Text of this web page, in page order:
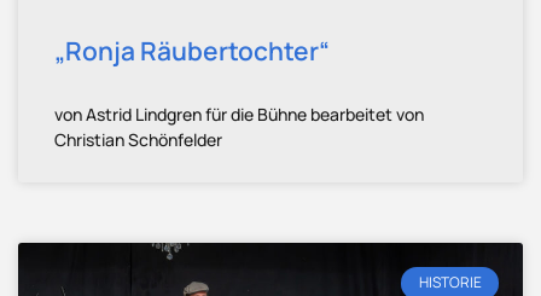
„Ronja Räubertochter“
von Astrid Lindgren für die Bühne bearbeitet von
Christian Schönfelder
HISTORIE